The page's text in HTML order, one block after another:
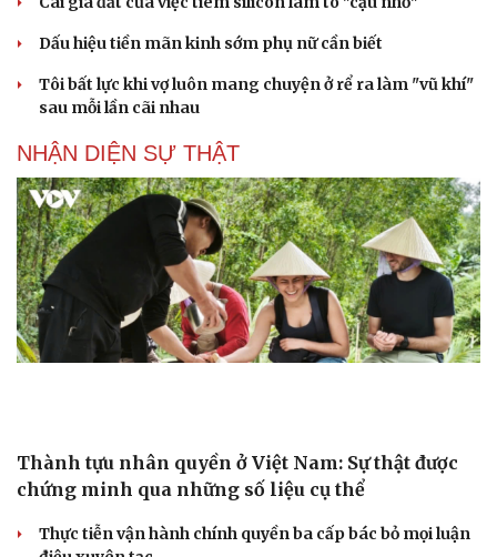
Luật Phòng, chống phổ biến vũ khí hủy diệt hàng
loạt không cản trở hoạt động dân sự
Đánh giá cán bộ bằng KPI: Cần gắn năng lực thực chất
với thu nhập xứng đáng
Giảm thủ tục và điều kiện phải đi kèm các công cụ quản
lý thay thế đủ mạnh
nghệ
PODCAST